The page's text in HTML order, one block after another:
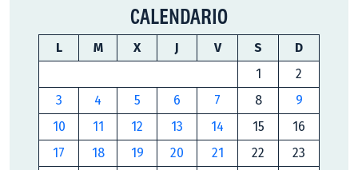
CALENDARIO
L M X J V S
D
1
2
3
4 5 6 7 8
9
10
11 12 13 14 15
16
17
18 19 20 21 22
23